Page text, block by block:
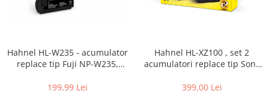
Hahnel HL-W235 - acumulator
replace tip Fuji NP-W235,
199,99 Lei
Hahnel HL-XZ100 , set 2
acumulatori replace tip Sony
399,00 Lei